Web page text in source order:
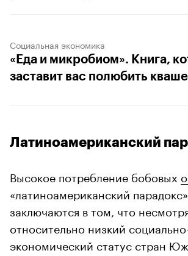
Социальная экономика
«Еда и микробиом». Книга,
заставит вас полюбить
Латиноамериканский
Высокое потребление бобовых
«латиноамериканский
заключаются в том, что
относительно низкий
экономический статус стран